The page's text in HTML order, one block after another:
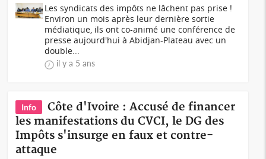
Les syndicats des impôts ne lâchent pas prise !
Environ un mois après leur dernière sortie
médiatique, ils ont co-animé une conférence de
presse aujourd'hui à Abidjan-Plateau avec un
double...
il y a 5 ans
Info
Côte d'Ivoire : Accusé de financer
les manifestations du CVCI, le DG des
Impôts s'insurge en faux et contre-
attaque